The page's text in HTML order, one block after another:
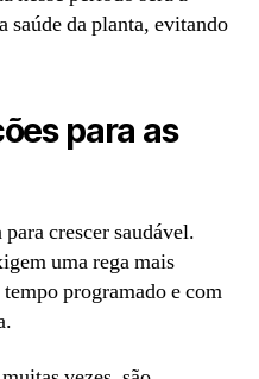
saúde da planta, evitando
para as
crescer saudável.
uma rega mais
programado e com